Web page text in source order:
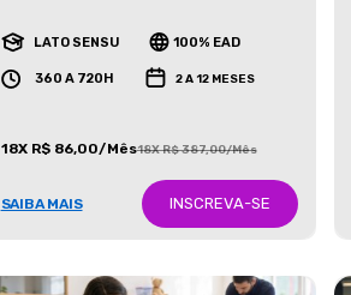
LATO SENSU 100% EAD
360 A 720H 2 A 12 MESES
18X R$ 86,00/Mês18X R$ 387,00/Mês
SAIBA MAIS INSCREVA-SE